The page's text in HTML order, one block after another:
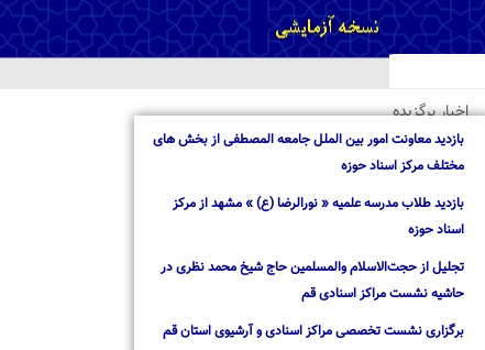
برگزیده
بازدید معاونت امور بین الملل جامعه المصطفی از بخش های
مختلف مرکز اسناد حوزه
بازدید طلاب مدرسه علمیه « نورالرضا (ع) » مشهد از مرکز
اسناد حوزه
تجلیل از حجت‌الاسلام والمسلمین حاج شیخ محمد نظری در
حاشیه نشست مراکز اسنادی قم
برگزاری نشست تخصصی مراکز اسنادی و آرشیوی استان قم